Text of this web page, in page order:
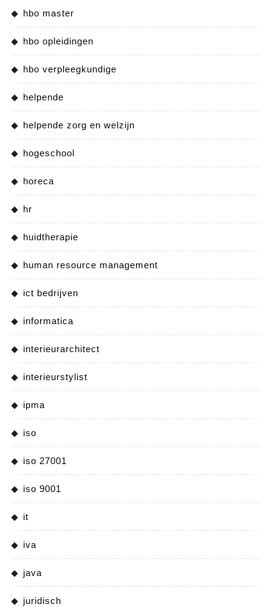
hbo master
hbo opleidingen
hbo verpleegkundige
helpende
helpende zorg en welzijn
hogeschool
horeca
hr
huidtherapie
human resource management
ict bedrijven
informatica
interieurarchitect
interieurstylist
ipma
iso
iso 27001
iso 9001
it
iva
java
juridisch